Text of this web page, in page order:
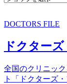
DOCTORS FILE
ドクター
全国のクリニッ
ト「ドクターズ